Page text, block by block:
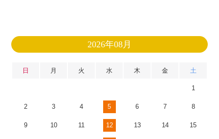
2026年08月
日 月 火 水 木 金 土
1
2 3 4 5 6 7 8
9 10 11 12 13 14 15